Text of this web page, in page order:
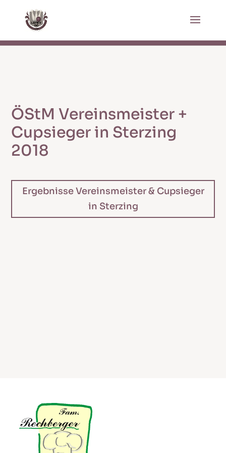
ÖStM Vereinsmeister +
Cupsieger in Sterzing
2018
Ergebnisse Vereinsmeister & Cupsieger
in Sterzing